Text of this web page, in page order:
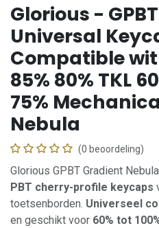
Glorious -
Universal
Compatible
85% 80% TKL
75%
Nebula
(0 beoordeling)
Glorious GPBT Gradient
PBT cherry-profile keycaps
toetsenborden. Universeel
en geschikt voor 60% tot